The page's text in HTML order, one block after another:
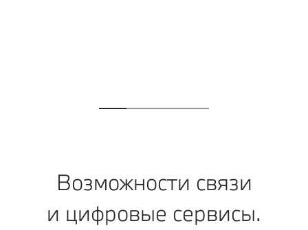
Возможности связи
и цифровые сервисы.